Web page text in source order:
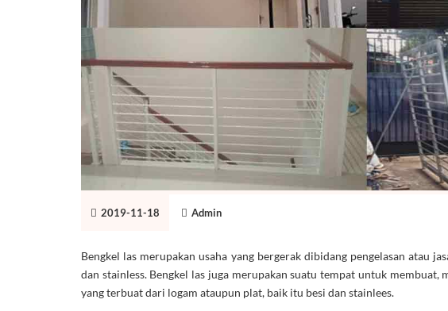
2019-11-18 Admin
Bengkel las merupakan usaha yang bergerak dibidang pengelasan atau
dan stainless. Bengkel las juga merupakan suatu tempat untuk membuat,
yang terbuat dari logam ataupun plat, baik itu besi dan stainlees.